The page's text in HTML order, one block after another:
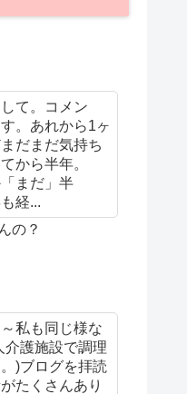
て。コメン
。あれから1ヶ
だまだ気持ち
から半年。
まだ」半
経...
の？
私も同じ様な
介護施設で調理
)ブログを拝読
たくさんあり